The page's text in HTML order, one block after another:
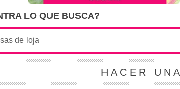
LO QUE BUSCA?
HACER